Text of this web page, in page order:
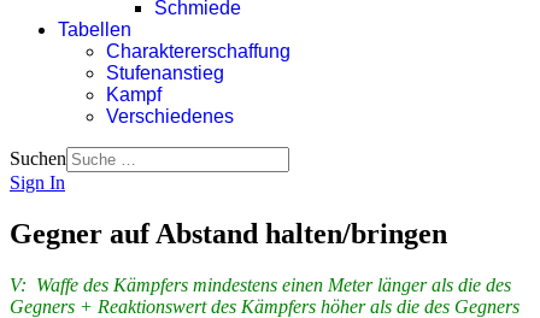
Schmiede
Tabellen
Charaktererschaffung
Stufenanstieg
Kampf
Verschiedenes
Suchen
Sign In
Gegner auf Abstand halten/bringen
V: Waffe des Kämpfers mindestens einen Meter länger als die des
Gegners + Reaktionswert des Kämpfers höher als die des Gegners